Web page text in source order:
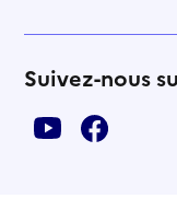
Suivez-nous